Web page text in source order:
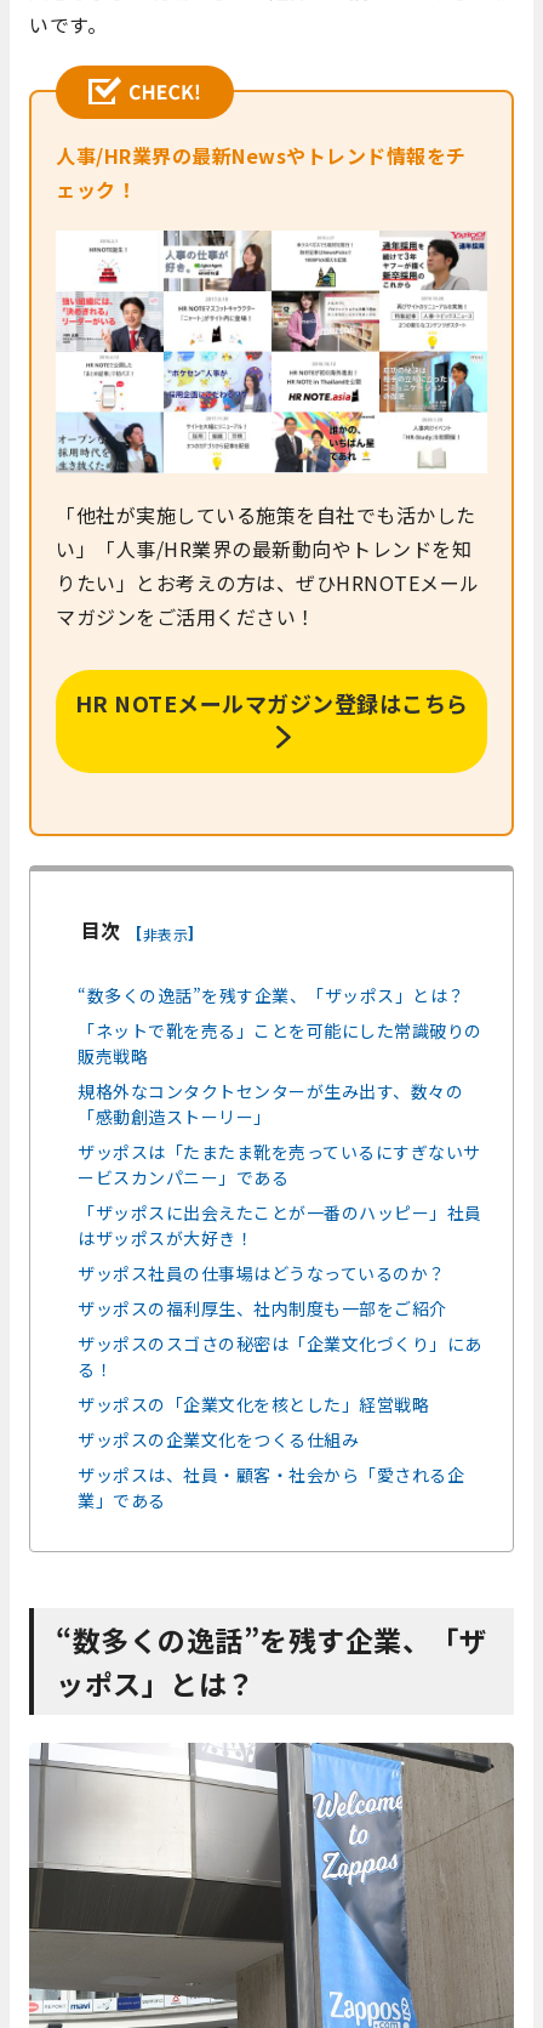
いです。
人事/HR業界の最新Newsやトレンド情報をチ
ェック！
「他社が実施している施策を自社でも活かした
い」「人事/HR業界の最新動向やトレンドを知
りたい」とお考えの方は、ぜひHRNOTEメール
マガジンをご活用ください！
HR NOTEメールマガジン登録はこちら
目次 [非表示]
“数多くの逸話”を残す企業、「ザッポス」とは？
「ネットで靴を売る」ことを可能にした常識破りの
販売戦略
規格外なコンタクトセンターが生み出す、数々の
「感動創造ストーリー」
ザッポスは「たまたま靴を売っているにすぎないサ
ービスカンパニー」である
「ザッポスに出会えたことが一番のハッピー」社員
はザッポスが大好き！
ザッポス社員の仕事場はどうなっているのか？
ザッポスの福利厚生、社内制度も一部をご紹介
ザッポスのスゴさの秘密は「企業文化づくり」にあ
る！
ザッポスの「企業文化を核とした」経営戦略
ザッポスの企業文化をつくる仕組み
ザッポスは、社員・顧客・社会から「愛される企
業」である
“数多くの逸話”を残す企業、「ザ
ッポス」とは？